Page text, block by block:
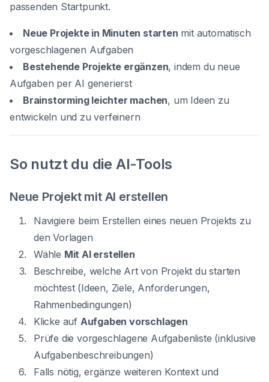
passenden Startpunkt.
Neue Projekte in Minuten starten mit automatisch
vorgeschlagenen Aufgaben
Bestehende Projekte ergänzen, indem du neue
Aufgaben per AI generierst
Brainstorming leichter machen, um Ideen zu
entwickeln und zu verfeinern
So nutzt du die AI-Tools
Neue Projekt mit AI erstellen
Navigiere beim Erstellen eines neuen Projekts zu
den Vorlagen
Wähle Mit AI erstellen
Beschreibe, welche Art von Projekt du starten
möchtest (Ideen, Ziele, Anforderungen,
Rahmenbedingungen)
Klicke auf Aufgaben vorschlagen
Prüfe die vorgeschlagene Aufgabenliste (inklusive
Aufgabenbeschreibungen)
Falls nötig, ergänze weiteren Kontext und